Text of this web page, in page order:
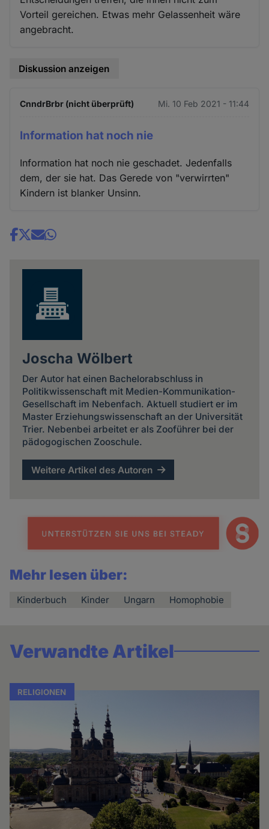
Vorteil gereichen. Etwas mehr Gelassenheit wäre
angebracht.
Diskussion anzeigen
CnndrBrbr (nicht überprüft) Mi. 10 Feb 2021 - 11:44
Information hat noch nie
Information hat noch nie geschadet. Jedenfalls
dem, der sie hat. Das Gerede von "verwirrten"
Kindern ist blanker Unsinn.
Share
Joscha Wölbert
Der Autor hat einen Bachelorabschluss in
Politikwissenschaft mit Medien-Kommunikation-
Gesellschaft im Nebenfach. Aktuell studiert er im
Master Erziehungswissenschaft an der Universität
Trier. Nebenbei arbeitet er als Zooführer bei der
pädogogischen Zooschule.
Weitere Artikel des Autoren
Mehr lesen über:
Kinderbuch Kinder Ungarn Homophobie
Verwandte Artikel
RELIGIONEN